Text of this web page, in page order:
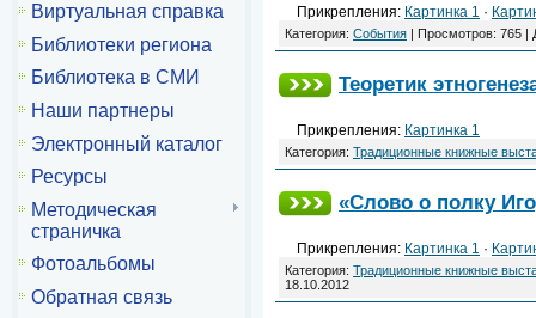
Виртуальная справка
Библиотеки региона
Библиотека в СМИ
Наши партнеры
Электронный каталог
Ресурсы
Методическая
страничка
Фотоальбомы
Обратная связь
Прикрепления: Картинка 1 ·
Категория: События | Просмотров: 765 |
Теоретик
Прикрепления: Картинка 1
Категория: Традиционные книжные
«Слово о полку
Прикрепления: Картинка 1 ·
Категория: Традиционные книжные
18.10.2012